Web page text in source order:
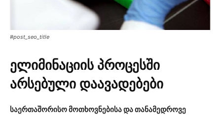
#post_seo_title
ელიმინაციის პროცესში
არსებული დაავადებები
საერთაშორისო მოთხოვნებისა და თანამედროვე